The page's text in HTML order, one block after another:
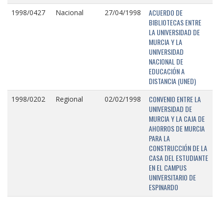
1998/0427 Nacional 27/04/1998
ACUERDO DE
BIBLIOTECAS ENTRE
LA UNIVERSIDAD DE
MURCIA Y LA
UNIVERSIDAD
NACIONAL DE
EDUCACIÓN A
DISTANCIA (UNED)
1998/0202 Regional 02/02/1998
CONVENIO ENTRE LA
UNIVERSIDAD DE
MURCIA Y LA CAJA DE
AHORROS DE MURCIA
PARA LA
CONSTRUCCIÓN DE LA
CASA DEL ESTUDIANTE
EN EL CAMPUS
UNIVERSITARIO DE
ESPINARDO